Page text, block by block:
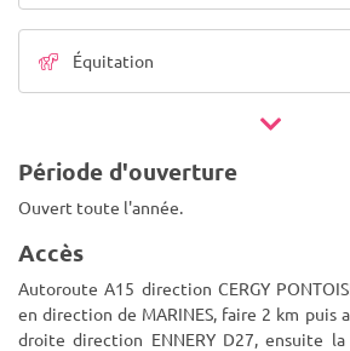
Équitation
Période d'ouverture
Ouvert toute l'année.
Accès
Autoroute A15 direction CERGY
en direction de MARINES, faire 2 km puis
droite direction ENNERY D27, ensuite la